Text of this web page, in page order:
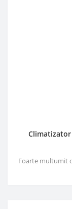
Climatizator
Foarte multumit